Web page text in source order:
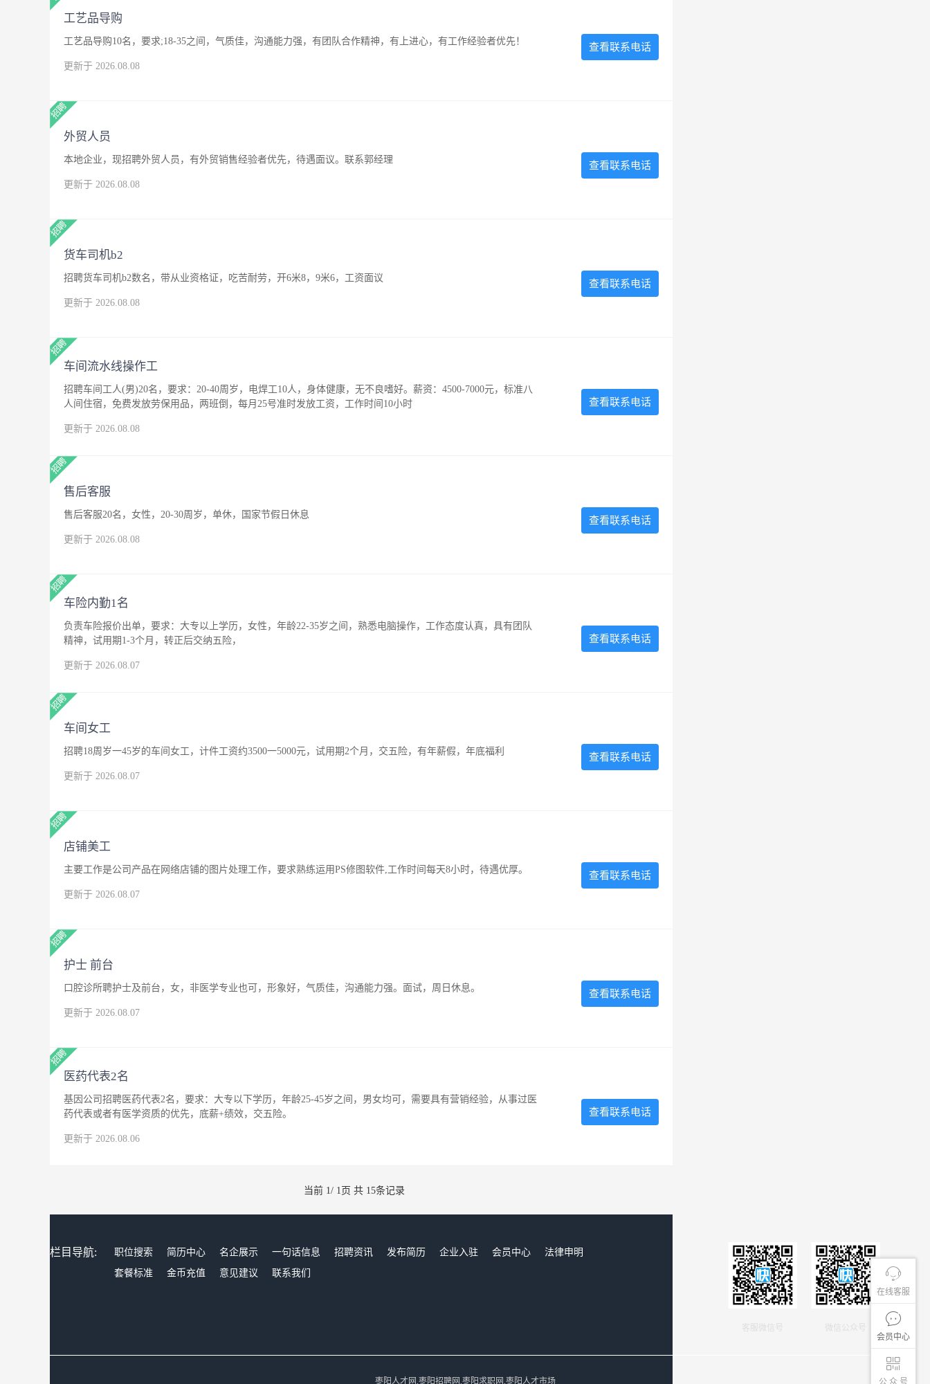
在线客服
会员中心
公 众 号
工艺品导购
工艺品导购10名，要求;18-35之间，气质佳，沟通能力强，有团队合作精神，有上进心，有工作经验者优先！
更新于 2026.08.08
查看联系电话
外贸人员
本地企业，现招聘外贸人员，有外贸销售经验者优先，待遇面议。联系郭经理
更新于 2026.08.08
查看联系电话
货车司机b2
招聘货车司机b2数名，带从业资格证，吃苦耐劳，开6米8，9米6，工资面议
更新于 2026.08.08
查看联系电话
车间流水线操作工
招聘车间工人(男)20名，要求：20-40周岁，电焊工10人，身体健康，无不良嗜好。薪资：4500-7000元，标准八
人间住宿，免费发放劳保用品，两班倒，每月25号准时发放工资，工作时间10小时
更新于 2026.08.08
查看联系电话
售后客服
售后客服20名，女性，20-30周岁，单休，国家节假日休息
更新于 2026.08.08
查看联系电话
车险内勤1名
负责车险报价出单，要求：大专以上学历，女性，年龄22-35岁之间，熟悉电脑操作，工作态度认真，具有团队
精神，试用期1-3个月，转正后交纳五险，
更新于 2026.08.07
查看联系电话
车间女工
招聘18周岁一45岁的车间女工，计件工资约3500一5000元，试用期2个月，交五险，有年薪假，年底福利
更新于 2026.08.07
查看联系电话
店铺美工
主要工作是公司产品在网络店铺的图片处理工作，要求熟练运用PS修图软件,工作时间每天8小时，待遇优厚。
更新于 2026.08.07
查看联系电话
护士 前台
口腔诊所聘护士及前台，女，非医学专业也可，形象好，气质佳，沟通能力强。面试，周日休息。
更新于 2026.08.07
查看联系电话
医药代表2名
基因公司招聘医药代表2名，要求：大专以下学历，年龄25-45岁之间，男女均可，需要具有营销经验，从事过医
药代表或者有医学资质的优先，底薪+绩效，交五险。
更新于 2026.08.06
查看联系电话
当前 1/ 1页 共 15条记录
栏目导航: 职位搜索 简历中心 名企展示 一句话信息 招聘资讯 发布简历 企业入驻 会员中心
法律申明
套餐标准
金币充值 意见建议 联系我们
客服微信号
枣阳人才网,枣阳招聘网,枣阳求职网,枣阳人才市场